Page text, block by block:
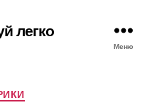
легко
Меню